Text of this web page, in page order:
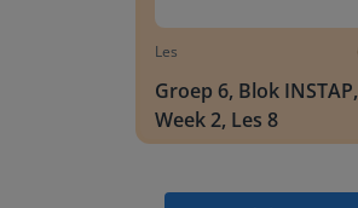
Les
Groep 6, Blok INSTAP,
Week 2, Les 8